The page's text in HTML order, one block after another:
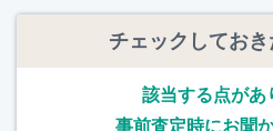
チェックしてお
該当する点があ
事前査定時にお聞